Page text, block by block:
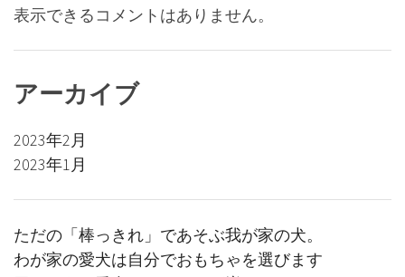
表示できるコメントはありません。
アーカイブ
2023年2月
2023年1月
ただの「棒っきれ」であそぶ我が家の犬。
わが家の愛犬は自分でおもちゃを選びます